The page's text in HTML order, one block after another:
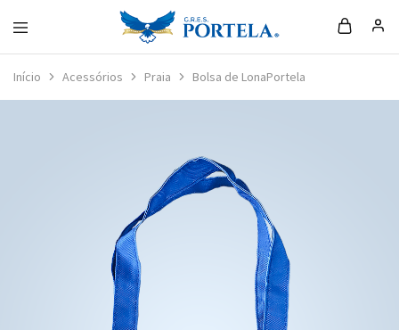
Loja
Portela
Início Acessórios Praia Bolsa de LonaPortela